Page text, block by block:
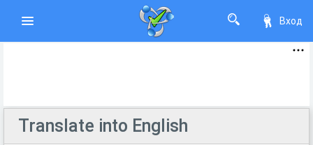
Вход
Translate into English